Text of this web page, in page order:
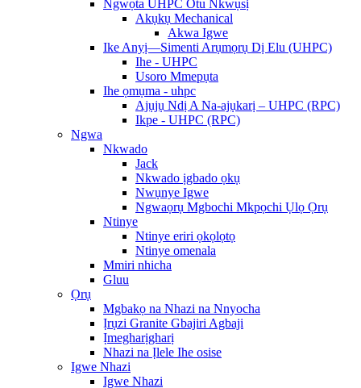
Ngwọta UHPC Otu Nkwụsị
Akụkụ Mechanical
Akwa Igwe
Ike Anyị—Simenti Arụmọrụ Dị Elu (UHPC)
Ihe - UHPC
Usoro Mmepụta
Ihe ọmụma - uhpc
Ajụjụ Ndị A Na-ajụkarị – UHPC (RPC)
Ikpe - UHPC (RPC)
Ngwa
Nkwado
Jack
Nkwado ịgbado ọkụ
Nwụnye Igwe
Ngwaọrụ Mgbochi Mkpọchi Ụlọ Ọrụ
Ntinye
Ntinye eriri ọkọlọtọ
Ntinye omenala
Mmiri nhicha
Gluu
Ọrụ
Mgbakọ na Nhazi na Nnyocha
Ịrụzi Granite Gbajiri Agbaji
Ịmegharịgharị
Nhazi na Ịlele Ihe osise
Igwe Nhazi
Igwe Nhazi